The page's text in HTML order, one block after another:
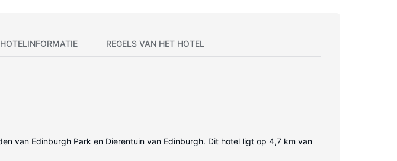
HOTELINFORMATIE REGELS VAN HET HOTEL
van Edinburgh Park en Dierentuin van Edinburgh. Dit hotel ligt op 4,7 km van